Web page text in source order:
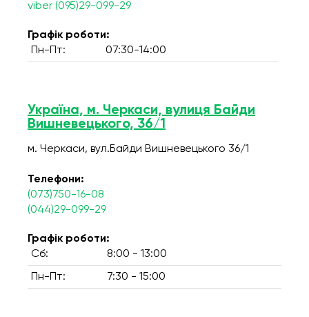
viber (095)29-099-29
Графік роботи:
Пн-Пт:
07:30-14:00
Україна, м. Черкаси, вулиця Байди
Вишневецького, 36/1
м. Черкаси, вул.Байди Вишневецького 36/1
Телефони:
(073)750-16-08
(044)29-099-29
Графік роботи:
Сб:
8:00 - 13:00
Пн-Пт: 7:30 - 15:00